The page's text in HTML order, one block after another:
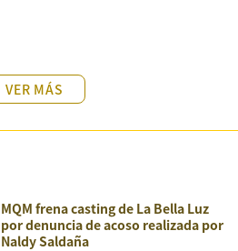
VER MÁS
MQM frena casting de La Bella Luz
por denuncia de acoso realizada por
Naldy Saldaña